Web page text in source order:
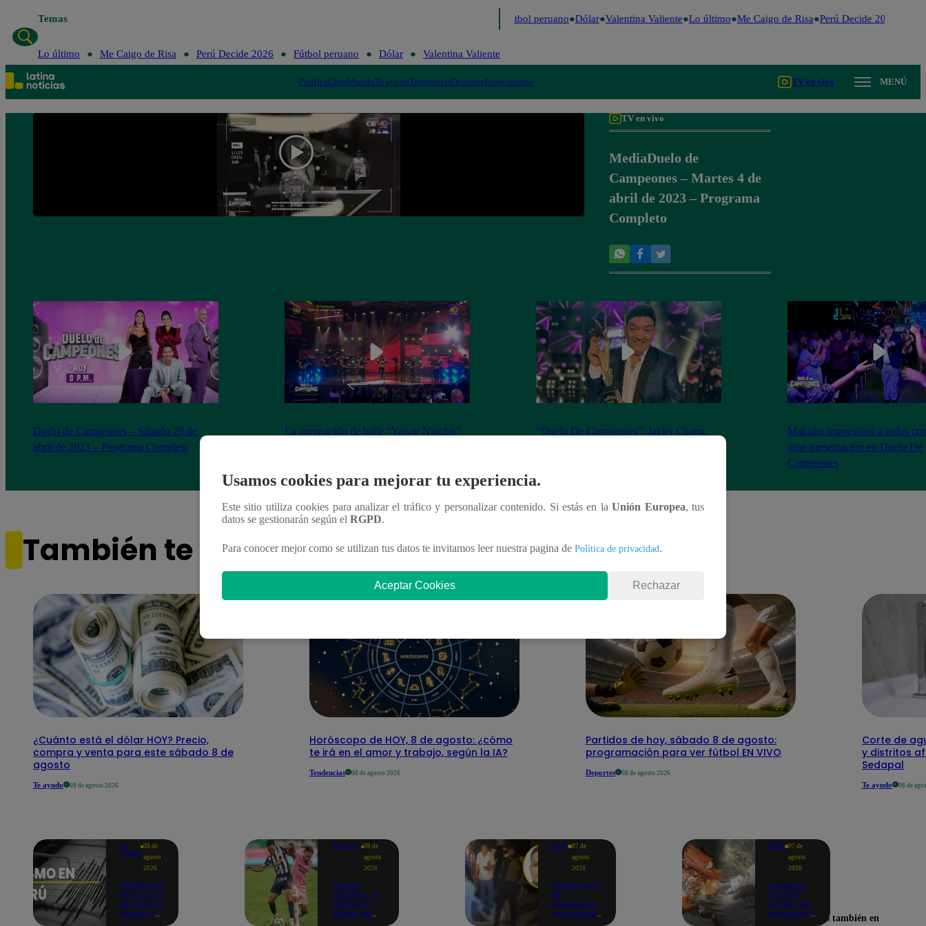
Temas Fútbol peruano Dólar Valentina Valiente Lo último Me Caigo de Risa Perú Decide 2026
Lo último Me Caigo de Risa Perú Decide 2026 Fútbol peruano Dólar Valentina Valiente
PolíticaLimaMundoTe ayudoTendenciasDeportesEspectáculos TV en vivo MENÚ
TV en vivo
MediaDuelo de
Campeones – Martes 4 de
abril de 2023 – Programa
Completo
Duelo de Campeones – Sábado 29 de
abril de 2023 – Programa Completo
La agrupación de baile “Yawar Ninchis”
“Duelo De Campeones”: Javier Chang,
Makuko impresionó a todos
gran presentación en Duelo De
Campeones
También te puede interesar
¿Cuánto está el dólar HOY? Precio,
compra y venta para este sábado 8 de
agosto
Te ayudo 08 de agosto 2026
Horóscopo de HOY, 8 de agosto: ¿cómo
te irá en el amor y trabajo, según la IA?
Tendencias 08 de agosto 2026
Partidos de hoy, sábado 8 de agosto:
programación para ver fútbol EN VIVO
Deportes 08 de agosto 2026
Corte de
y distritos
Sedapal
Te ayudo 08 de
Te
ayudo
08 de
agosto
2026
Temblor en
Perú hoy, 8
de agosto:
horario y
Deportes 08 de
agosto
2026
Torneo
Clausura: ¿A
qué hora y
dónde ver
Perú 07 de
agosto
2026
Giro en caso
de
empresario
secuestrado
Perú 07 de
agosto
2026
Gobierno
anuncia
estado de
emergencia
Usamos cookies para mejorar tu experiencia.
Este sitio utiliza cookies para analizar el tráfico y personalizar contenido. Si estás en laUnión Europea, tus
datos se gestionarán según el RGPD.
Para conocer mejor como se utilizan tus datos te invitamos leer nuestra pagina de Política de privacidad.
Aceptar Cookies Rechazar
Encuéntranos también en